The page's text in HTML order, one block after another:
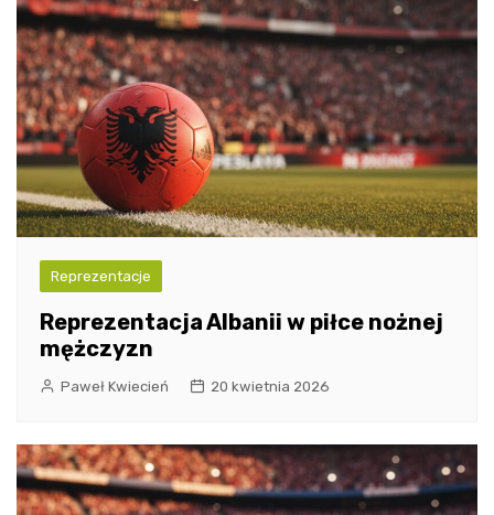
Reprezentacje
Reprezentacja Albanii w piłce nożnej
mężczyzn
Paweł Kwiecień 20 kwietnia 2026